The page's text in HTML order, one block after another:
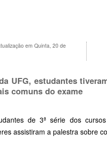
em Quinta, 20 de
UFG, estudantes
comuns do exame
de 3ª série dos
assistiram a palestra sobre